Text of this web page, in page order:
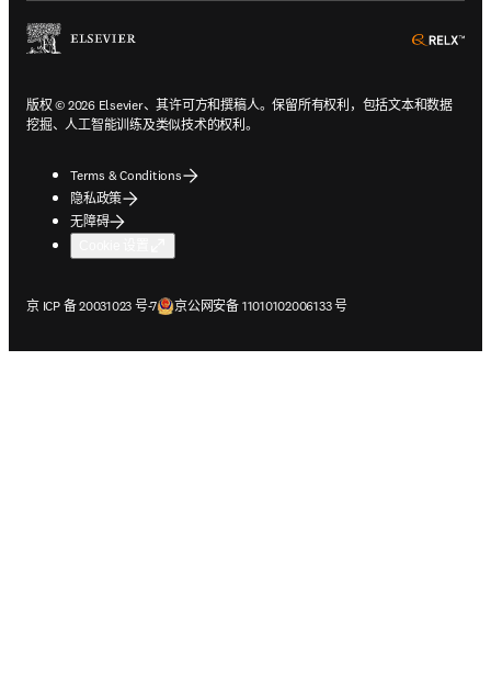
版权 © 2026 Elsevier、其许可方和撰稿人。保留所有权利，包括文本和数据
挖掘、人工智能训练及类似技术的权利。
Terms & Conditions
隐私政策
无障碍
京 ICP 备 20031023 号-7
在新的选项卡/窗口中打开京公网安备 11010102006133 号
在新的选项卡/窗口中打开